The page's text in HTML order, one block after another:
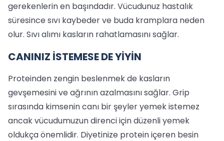
gerekenlerin en başındadır. Vücudunuz hastalık
süresince sıvı kaybeder ve buda kramplara neden
olur. Sıvı alımı kasların rahatlamasını sağlar.
CANINIZ İSTEMESE DE YİYİN
Proteinden zengin beslenmek de kasların
gevşemesini ve ağrının azalmasını sağlar. Grip
sırasında kimsenin canı bir şeyler yemek istemez
ancak vücudumuzun direnci için düzenli yemek
oldukça önemlidir. Diyetinize protein içeren besin